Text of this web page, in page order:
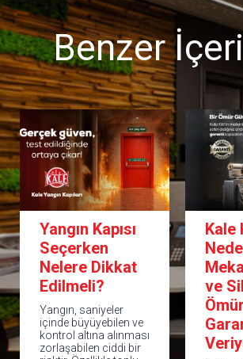
Benzer
Kale Kilit
Neden
Mekanik Kilit
ve Silindirlere
Ömür Boyu
Garanti
Veriyor?
Çelik
En
Kale
Çelik